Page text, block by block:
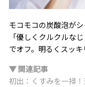
モコモコの炭酸泡が
「優しくクルクルな
でオフ。明るくスッ
▼ 関連記事
初出：くすみを一掃